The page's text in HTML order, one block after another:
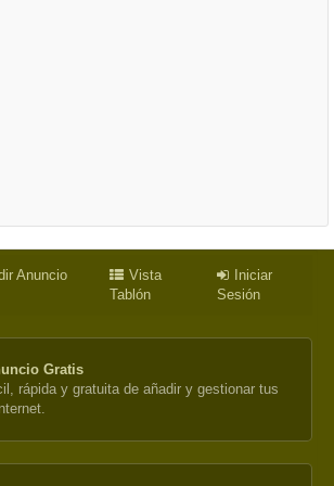
Anuncio
Vista
Tablón
Iniciar
Sesión
Gratis
rápida y gratuita de añadir y gestionar tus